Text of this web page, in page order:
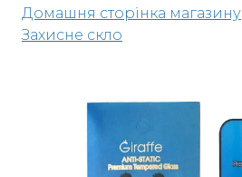
Домашня сторінка магазину
Захисне скло